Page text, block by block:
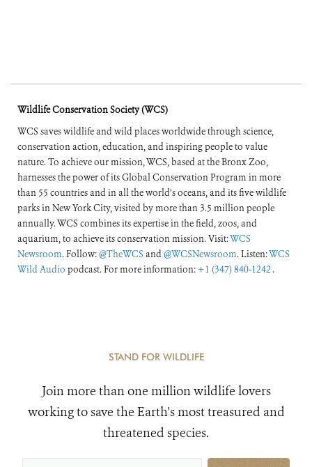
Wildlife Conservation Society (WCS)
WCS saves wildlife and wild places worldwide through science,
conservation action, education, and inspiring people to value
nature. To achieve our mission, WCS, based at the Bronx Zoo,
harnesses the power of its Global Conservation Program in more
than 55 countries and in all the world’s oceans, and its five wildlife
parks in New York City, visited by more than 3.5 million people
annually. WCS combines its expertise in the field, zoos, and
aquarium, to achieve its conservation mission. Visit:WCS
Newsroom. Follow:@TheWCS and@WCSNewsroom. Listen:WCS
Wild Audio podcast. For more information: +1 (347) 840-1242 .
STAND FOR WILDLIFE
Join more than one million wildlife lovers
working to save the Earth's most treasured and
threatened species.